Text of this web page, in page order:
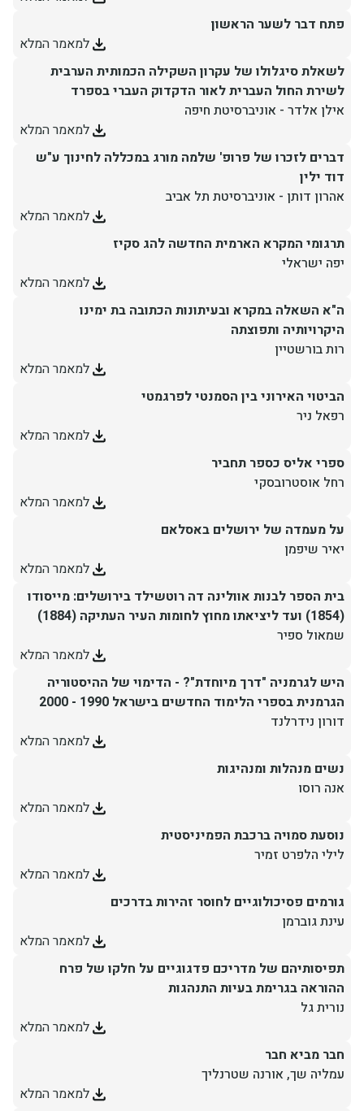
יחידות ומכונים
חברה וקהילה
פתח דבר לשער הראשון
למאמר המלא
לשאלת סיגלולו של עקרון השקילה הכמותית הערבית
לשירת החול העברית לאור הדקדוק העברי בספרד
אילן אלדר - אוניברסיטת חיפה
למאמר המלא
דברים לזכרו של פרופ' שלמה מורג במכללה לחינוך ע"ש
דוד ילין
אהרון דותן - אוניברסיטת תל אביב
למאמר המלא
תרגומי המקרא הארמית החדשה להג סקיז
יפה ישראלי
למאמר המלא
ה"א השאלה במקרא ובעיתונות הכתובה בת ימינו
היקרויותיה ותפוצתה
רות בורשטיין
למאמר המלא
הביטוי האירוני בין הסמנטי לפרגמטי
רפאל ניר
למאמר המלא
ספרי אליס כספר תחביר
רחל אוסטרובסקי
למאמר המלא
על מעמדה של ירושלים באסלאם
יאיר שיפמן
למאמר המלא
בית הספר לבנות אוולינה דה רוטשילד בירושלים: מייסודו
(1854) ועד ליציאתו מחוץ לחומות העיר העתיקה (1884)
שמאול ספיר
למאמר המלא
היש לגרמניה "דרך מיוחדת"? - הדימוי של ההיסטוריה
הגרמנית בספרי הלימוד החדשים בישראל 1990 - 2000
דורון נידרלנד
למאמר המלא
נשים מנהלות ומנהיגות
אנה רוסו
למאמר המלא
נוסעת סמויה ברכבת הפמיניסטית
לילי הלפרט זמיר
למאמר המלא
גורמים פסיכולוגיים לחוסר זהירות בדרכים
עינת גוברמן
למאמר המלא
תפיסותיהם של מדריכם פדגוגיים על חלקו של פרח
ההוראה בגרימת בעיות התנהגות
נורית גל
למאמר המלא
חבר מביא חבר
עמליה שך, אורנה שטרנליך
למאמר המלא